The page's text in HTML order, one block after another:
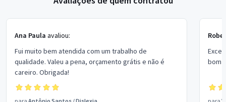
Ana Paula avaliou:
Fui muito bem atendida com um trabalho de
qualidade. Valeu a pena, orçamento grátis e não é
careiro. Obrigada!
bom